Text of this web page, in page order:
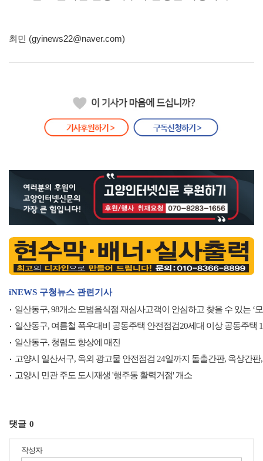
최민 (gyinews22@naver.com)
iNEWS 구청뉴스 관련기사
일산동구, 98개소 모범음식점 재심사고객이 안심하고 찾을 수 있는 ‘
일산동구, 여름철 폭우대비 공동주택 안전점검20세대 이상 공동주택
일산동구, 청렴도 향상에 매진
고양시 일산서구, 옥외 광고물 안전점검 24일까지 돌출간판, 옥상간판
고양시 민관 주도 도시재생 '행주동 활력거점' 개소
댓글 0
작성자